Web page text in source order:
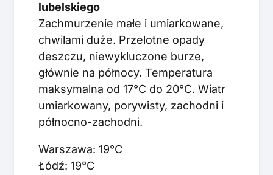
lubelskiego
Zachmurzenie małe i umiarkowane,
chwilami duże. Przelotne opady
deszczu, niewykluczone burze,
głównie na północy. Temperatura
maksymalna od 17°C do 20°C. Wiatr
umiarkowany, porywisty, zachodni i
północno-zachodni.
Warszawa: 19°C
Łódź: 19°C